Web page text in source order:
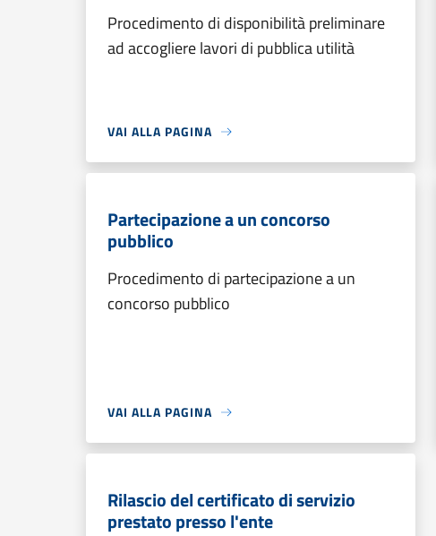
Procedimento di disponibilità preliminare
ad accogliere lavori di pubblica utilità
VAI ALLA PAGINA
Partecipazione a un concorso
pubblico
Procedimento di partecipazione a un
concorso pubblico
VAI ALLA PAGINA
Rilascio del certificato di servizio
prestato presso l'ente